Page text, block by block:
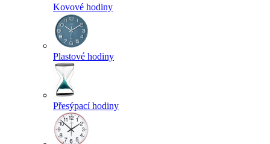
Kovové hodiny
Plastové hodiny
Přesýpací hodiny